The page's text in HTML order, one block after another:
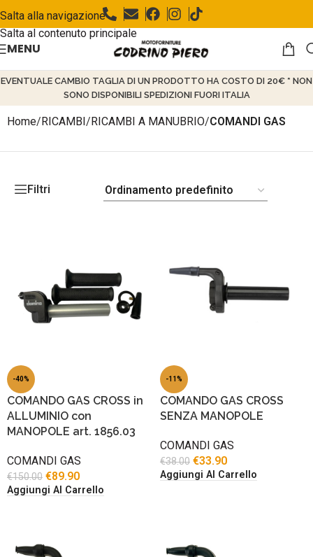
Salta alla navigazione
Salta al contenuto principale
MENU
EVENTUALE CAMBIO TAGLIA DI UN PRODOTTO HA COSTO DI 20€ * NON
SONO DISPONIBILI SPEDIZIONI FUORI ITALIA
Home/RICAMBI/RICAMBI A MANUBRIO/COMANDI GAS
Filtri
-40%
COMANDO GAS CROSS in
ALLUMINIO con
MANOPOLE art. 1856.03
COMANDI GAS
€150.00 €89.90
Aggiungi Al Carrello
-11%
COMANDO GAS CROSS
SENZA MANOPOLE
COMANDI GAS
€38.00 €33.90
Aggiungi Al Carrello